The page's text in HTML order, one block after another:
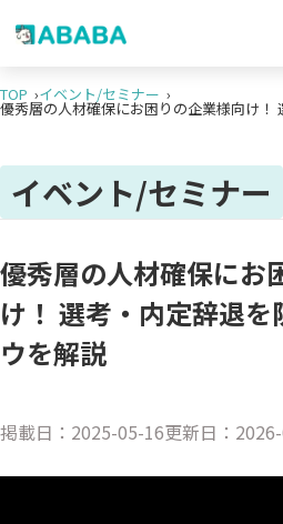
TOP イベント/セミナー
優秀層の人材確保にお困りの企業様向け！
イベント/セミナー
優秀層の人材確保にお
け！ 選考・内定辞退
ウを解説
掲載日： 2025-05-16更新日：